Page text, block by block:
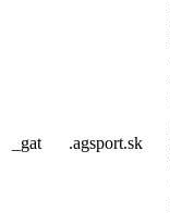
_gat .agsport.sk